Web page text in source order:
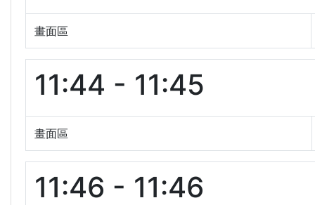
畫面區
11:44 - 11:45
畫面區
11:46 - 11:46